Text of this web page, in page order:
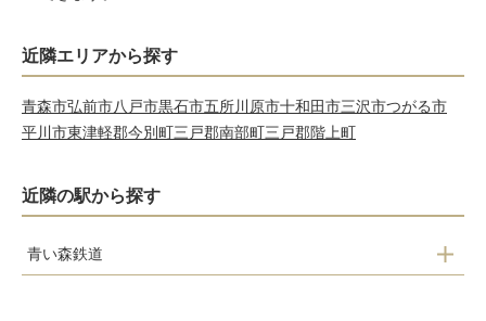
近隣エリアから探す
青森市弘前市八戸市黒石市五所川原市十和田市三沢市つがる市
平川市東津軽郡今別町三戸郡南部町三戸郡階上町
近隣の駅から探す
青い森鉄道